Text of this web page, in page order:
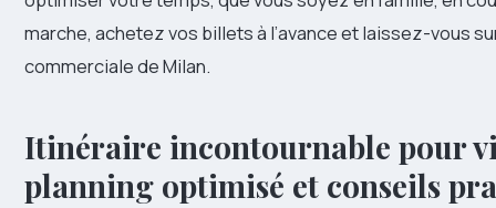
marche, achetez vos billets à l’avance et laissez-vous
commerciale de Milan.
Itinéraire incontournable pour
planning optimisé et conseils